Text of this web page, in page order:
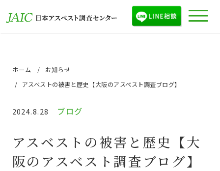
ホーム
お知らせ
アスベストの被害と歴史【大阪のアスベスト調査ブログ】
2024.8.28 ブログ
アスベストの被害と歴史【大
阪のアスベスト調査ブログ】